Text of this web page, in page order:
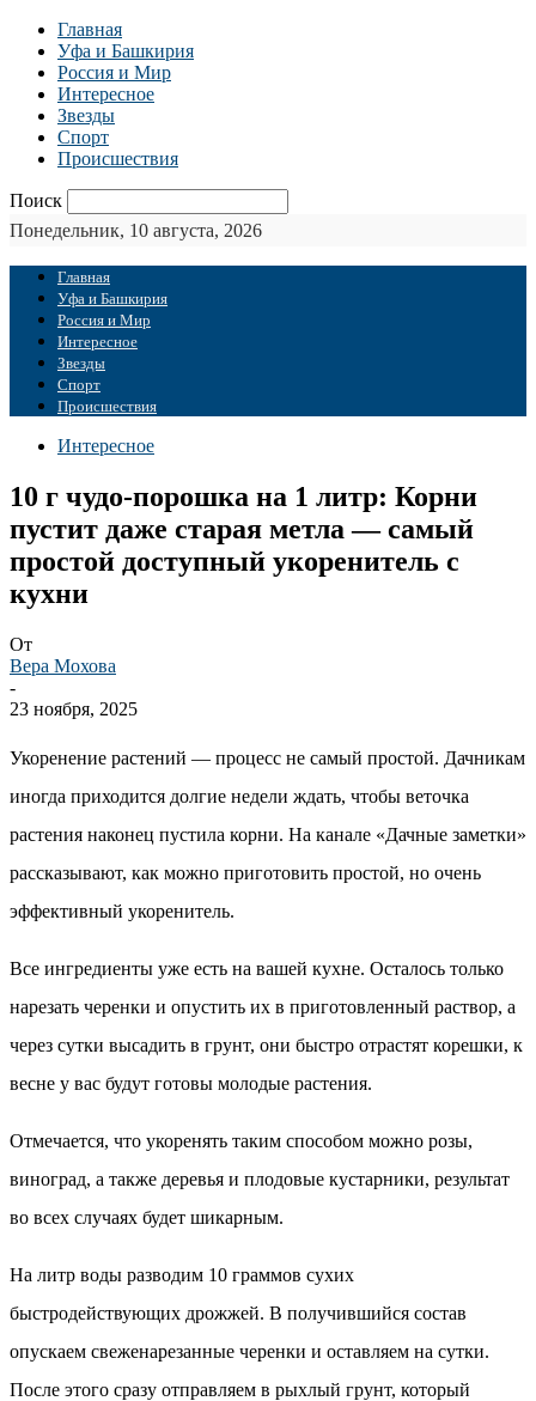
Главная
Уфа и Башкирия
Россия и Мир
Интересное
Звезды
Спорт
Происшествия
Поиск
Понедельник, 10 августа, 2026
Главная
Уфа и Башкирия
Россия и Мир
Интересное
Звезды
Спорт
Происшествия
Интересное
10 г чудо-порошка на 1 литр: Корни
пустит даже старая метла — самый
простой доступный укоренитель с
кухни
От
Вера Мохова
-
23 ноября, 2025
Укоренение растений — процесс не самый простой. Дачникам
иногда приходится долгие недели ждать, чтобы веточка
растения наконец пустила корни. На канале «Дачные заметки»
рассказывают, как можно приготовить простой, но очень
эффективный укоренитель.
Все ингредиенты уже есть на вашей кухне. Осталось только
нарезать черенки и опустить их в приготовленный раствор, а
через сутки высадить в грунт, они быстро отрастят корешки, к
весне у вас будут готовы молодые растения.
Отмечается, что укоренять таким способом можно розы,
виноград, а также деревья и плодовые кустарники, результат
во всех случаях будет шикарным.
На литр воды разводим 10 граммов сухих
быстродействующих дрожжей. В получившийся состав
опускаем свеженарезанные черенки и оставляем на сутки.
После этого сразу отправляем в рыхлый грунт, который